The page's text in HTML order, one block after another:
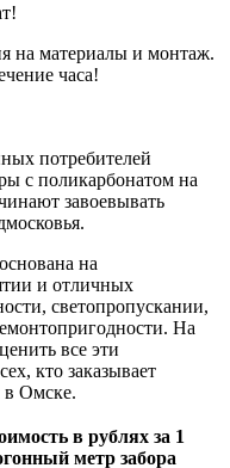
на материалы и монтаж.
часа!
потребителей
с поликарбонатом на
завоевывать
на
и отличных
светопропускании,
На
все эти
кто заказывает
в Омске.
в рублях за 1
метр забора